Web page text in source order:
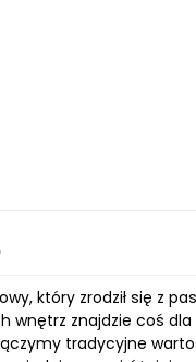
który zrodził się z
wnętrz znajdzie coś
tradycyjne